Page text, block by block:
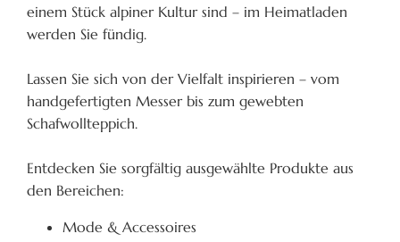
einem Stück alpiner Kultur sind – im Heimatladen
werden Sie fündig.
Lassen Sie sich von der Vielfalt inspirieren – vom
handgefertigten Messer bis zum gewebten
Schafwollteppich.
Entdecken Sie sorgfältig ausgewählte Produkte aus
den Bereichen:
Mode & Accessoires